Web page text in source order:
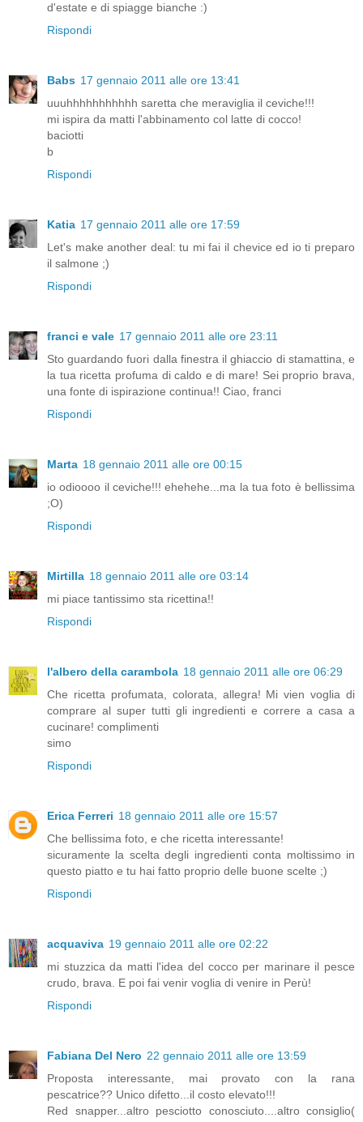
d'estate e di spiagge bianche :)
Rispondi
Babs 17 gennaio 2011 alle ore 13:41
uuuhhhhhhhhhhh saretta che meraviglia il ceviche!!!
mi ispira da matti l'abbinamento col latte di cocco!
baciotti
b
Rispondi
Katia 17 gennaio 2011 alle ore 17:59
Let's make another deal: tu mi fai il chevice ed io ti preparo
il salmone ;)
Rispondi
franci e vale 17 gennaio 2011 alle ore 23:11
Sto guardando fuori dalla finestra il ghiaccio di stamattina, e
la tua ricetta profuma di caldo e di mare! Sei proprio brava,
una fonte di ispirazione continua!! Ciao, franci
Rispondi
Marta 18 gennaio 2011 alle ore 00:15
io odioooo il ceviche!!! ehehehe...ma la tua foto è bellissima
;O)
Rispondi
Mirtilla 18 gennaio 2011 alle ore 03:14
mi piace tantissimo sta ricettina!!
Rispondi
l'albero della carambola 18 gennaio 2011 alle ore 06:29
Che ricetta profumata, colorata, allegra! Mi vien voglia di
comprare al super tutti gli ingredienti e correre a casa a
cucinare! complimenti
simo
Rispondi
Erica Ferreri 18 gennaio 2011 alle ore 15:57
Che bellissima foto, e che ricetta interessante!
sicuramente la scelta degli ingredienti conta moltissimo in
questo piatto e tu hai fatto proprio delle buone scelte ;)
Rispondi
acquaviva 19 gennaio 2011 alle ore 02:22
mi stuzzica da matti l'idea del cocco per marinare il pesce
crudo, brava. E poi fai venir voglia di venire in Perù!
Rispondi
Fabiana Del Nero 22 gennaio 2011 alle ore 13:59
Proposta interessante, mai provato con la rana
pescatrice?? Unico difetto...il costo elevato!!!
Red snapper...altro pesciotto conosciuto....altro consiglio(